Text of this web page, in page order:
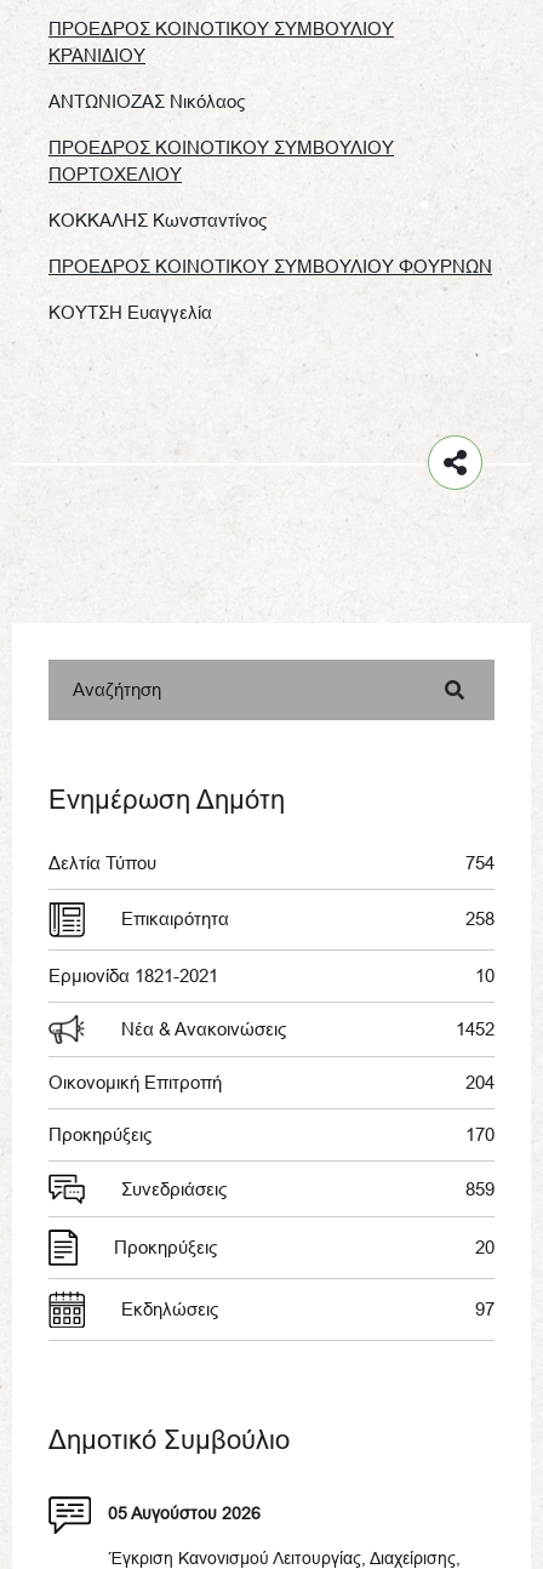
ΠΡΟΕΔΡΟΣ ΚΟΙΝΟΤΙΚΟΥ ΣΥΜΒΟΥΛΙΟΥ
ΚΡΑΝΙΔΙΟΥ
ΑΝΤΩΝΙΟΖΑΣ Νικόλαος
ΠΡΟΕΔΡΟΣ ΚΟΙΝΟΤΙΚΟΥ ΣΥΜΒΟΥΛΙΟΥ
ΠΟΡΤΟΧΕΛΙΟΥ
ΚΟΚΚΑΛΗΣ Κωνσταντίνος
ΠΡΟΕΔΡΟΣ ΚΟΙΝΟΤΙΚΟΥ ΣΥΜΒΟΥΛΙΟΥ ΦΟΥΡΝΩΝ
ΚΟΥΤΣΗ Ευαγγελία
Αναζήτηση
Ενημέρωση Δημότη
Δελτία Τύπου 754
Επικαιρότητα 258
Ερμιονίδα 1821-2021 10
Νέα & Ανακοινώσεις 1452
Οικονομική Επιτροπή 204
Προκηρύξεις 170
Συνεδριάσεις 859
Προκηρύξεις 20
Εκδηλώσεις 97
Δημοτικό Συμβούλιο
05 Αυγούστου 2026
Έγκριση Κανονισμού Λειτουργίας, Διαχείρισης,